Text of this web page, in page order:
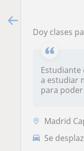
Doy clases
Estudiante
a estudiar
para
Madrid
Se